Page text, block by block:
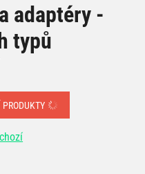
adaptéry -
typů